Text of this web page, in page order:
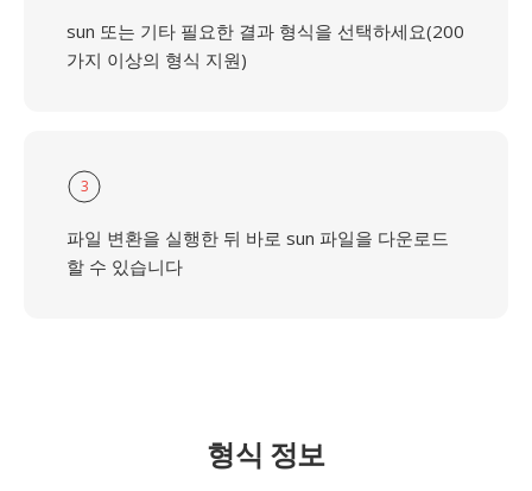
sun 또는 기타 필요한 결과 형식을 선택하세요(200
가지 이상의 형식 지원)
3
파일 변환을 실행한 뒤 바로 sun 파일을 다운로드
할 수 있습니다
형식 정보